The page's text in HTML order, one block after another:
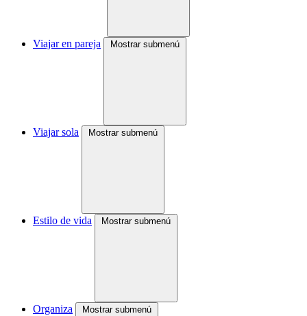
Viajar en pareja Mostrar submenú
Viajar sola Mostrar submenú
Estilo de vida Mostrar submenú
Organiza Mostrar submenú